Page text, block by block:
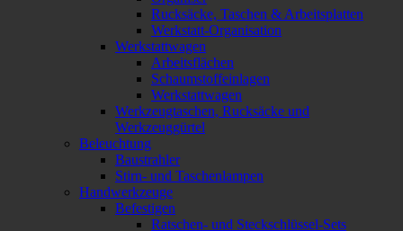
Rucksäcke, Taschen & Arbeitsplatten
Werkstatt-Organisation
Werkstattwagen
Arbeitsflächen
Schaumstoffeinlagen
Werkstattwagen
Werkzeugtaschen, Rucksäcke und
Werkzeuggürtel
Beleuchtung
Baustrahler
Stirn- und Taschenlampen
Handwerkzeuge
Befestigen
Ratschen- und Steckschlüssel-Sets